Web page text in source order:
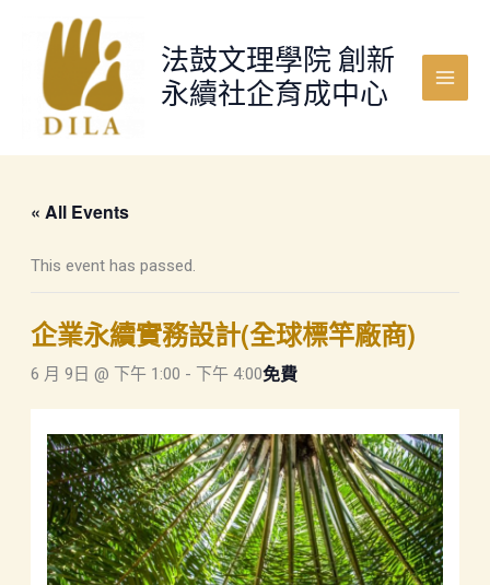
法鼓文理學院 創新
永續社企育成中心
Main
« All Events
This event has passed.
企業永續實務設計(全球標竿廠商)
6 月 9日 @ 下午 1:00 - 下午 4:00免費